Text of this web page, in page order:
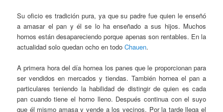
Su oficio es tradición pura, ya que su padre fue quien le enseñó
a amasar el pan y él se lo ha enseñado a sus hijos. Muchos
hornos están desapareciendo porque apenas son rentables. En la
actualidad solo quedan ocho en todoChauen.
A primera hora del día hornea los panes que le proporcionan para
ser vendidos en mercados y tiendas. También hornea el pan a
particulares teniendo la habilidad de distingir de quien es cada
pan cuando tiene el horno lleno. Después continua con el suyo
que él mismo amasa y vende a los vecinos. Por la tarde llega el